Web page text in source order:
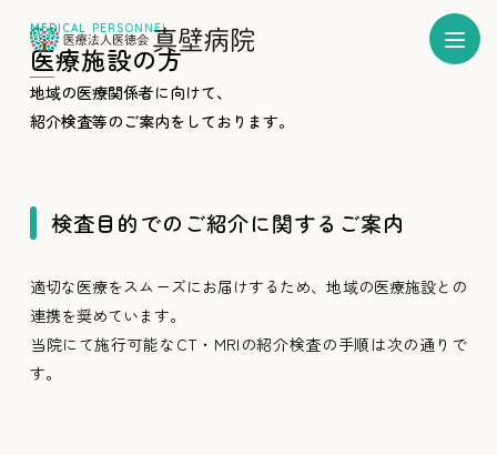
医療施設の方
地域の医療関係者に向けて、
紹介検査等のご案内をしております。
検査目的でのご紹介に関するご案内
適切な医療をスムーズにお届けするため、地域の医療施設との
連携を奨めています。
当院にて施行可能なCT・MRIの紹介検査の手順は次の通りで
す。